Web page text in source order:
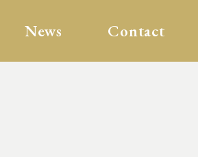
News Contact